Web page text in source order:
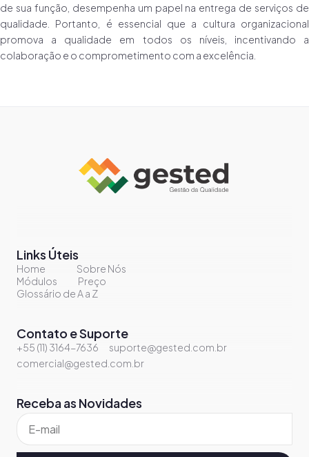
de sua função, desempenha um papel na entrega de serviços de
qualidade. Portanto, é essencial que a cultura organizacional
promova a qualidade em todos os níveis, incentivando a
colaboração e o comprometimento com a excelência.
Receba as Novidades
Links Úteis
Home
Sobre Nós
Módulos
Preço
Glossário de A a Z
Contato e Suporte
+55 (11) 3164-7636
suporte@gested.com.br
comercial@gested.com.br